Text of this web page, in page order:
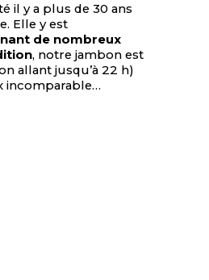
il y a plus de 30 ans
Elle y est
de nombreux
, notre jambon est
allant jusqu’à 22 h)
incomparable…